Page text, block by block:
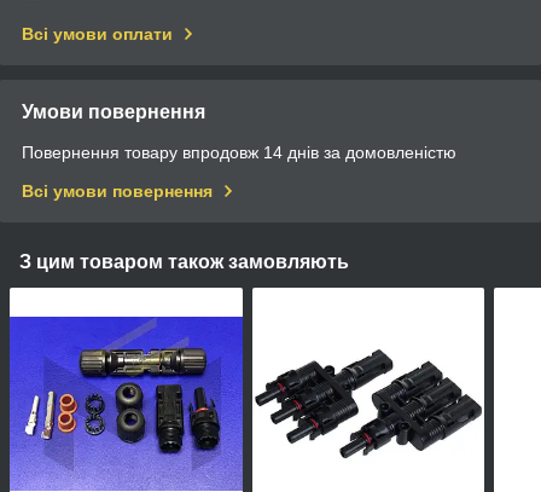
Всі умови оплати
Умови повернення
Повернення товару впродовж 14 днів за домовленістю
Всі умови повернення
З цим товаром також замовляють